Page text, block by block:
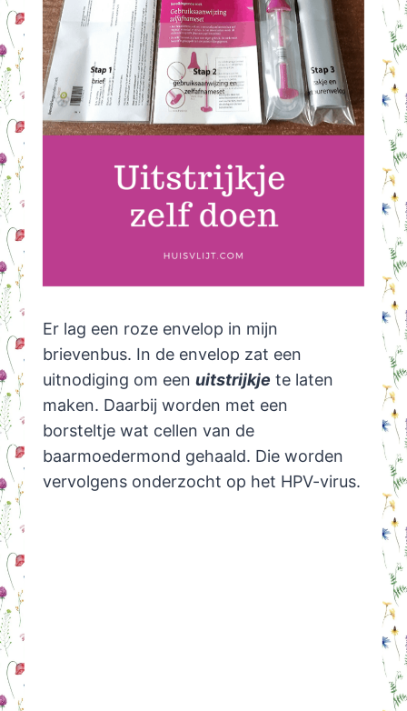
Er lag een roze envelop in mijn
brievenbus. In de envelop zat een
uitnodiging om een uitstrijkje te laten
maken. Daarbij worden met een
borsteltje wat cellen van de
baarmoedermond gehaald. Die worden
vervolgens onderzocht op het HPV-virus.